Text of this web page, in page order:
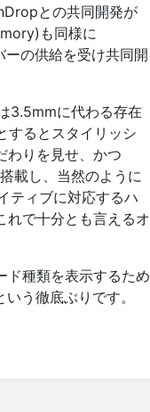
との共同開発が
も同様に
の供給を受け共同開
3.5mmに代わる存在
するとスタイリッシ
わりを見せ、かつ
載し、当然のように
ィブに対応するハ
れで十分とも言えるオ
ド種類を表示するため
う徹底ぶりです。